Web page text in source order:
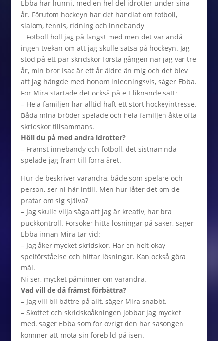
Ebba har hunnit med en hel del idrotter under sina
år. Förutom hockeyn har det handlat om fotboll,
slalom, tennis, ridning och innebandy.
– Fotboll höll jag på längst med men det var ändå
ingen tvekan om att jag skulle satsa på hockeyn. Jag
stod på ett par skridskor första gången när jag var tre
år, min bror Isac är ett år äldre än mig och det blev
att jag hängde med honom inledningsvis, säger Ebba.
För Mira startade det också på ett liknande sätt:
– Hela familjen har alltid haft ett stort hockeyintresse.
Båda mina bröder spelade och hela familjen åkte ofta
skridskor tillsammans.
Höll du på med andra idrotter?
– Främst innebandy och fotboll, det sistnämnda
spelade jag fram till förra året.
Hur de beskriver varandra, både som spelare och
person, ser ni här intill. Men hur låter det om de
pratar om sig själva?
– Jag skulle vilja säga att jag är kreativ, har bra
puckkontroll. Försöker hitta lösningar på saker, säger
Ebba innan Mira tar vid:
– Jag åker mycket skridskor. Har en helt okay
spelförståelse och hittar lösningar. Kan också göra
mål.
Ni ser, mycket påminner om varandra.
Vad vill de då främst förbättra?
– Jag vill bli bättre på allt, säger Mira snabbt.
– Skottet och skridskoåkningen jobbar jag mycket
med, säger Ebba som för övrigt den här säsongen
kommer att möta sin förebild på isen.